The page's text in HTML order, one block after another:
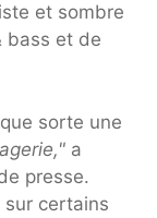
et sombre
bass et de
sorte une
a
presse.
certains